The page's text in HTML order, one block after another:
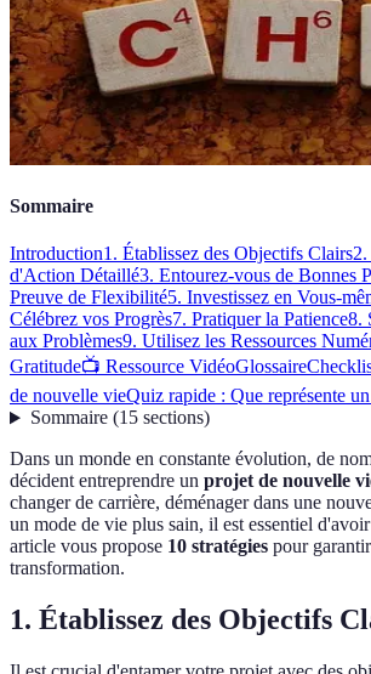
Sommaire
Introduction1. Établissez des Objectifs Clairs2.
d'Action Détaillé3. Entourez-vous de Bonnes
Preuve de Flexibilité5. Investissez en Vous-
Célébrez vos Progrès7. Pratiquer la Patience8.
aux Problèmes9. Utilisez les Ressources
Gratitude📺 Ressource VidéoGlossaire
de nouvelle vieQuiz rapide : Que représente
Sommaire(15 sections)
Dans un monde en constante évolution, de
décident entreprendre un projet de nouvelle
changer de carrière, déménager dans une
un mode de vie plus sain, il est essentiel
article vous propose 10 stratégies pour
transformation.
1. Établissez des Objectifs